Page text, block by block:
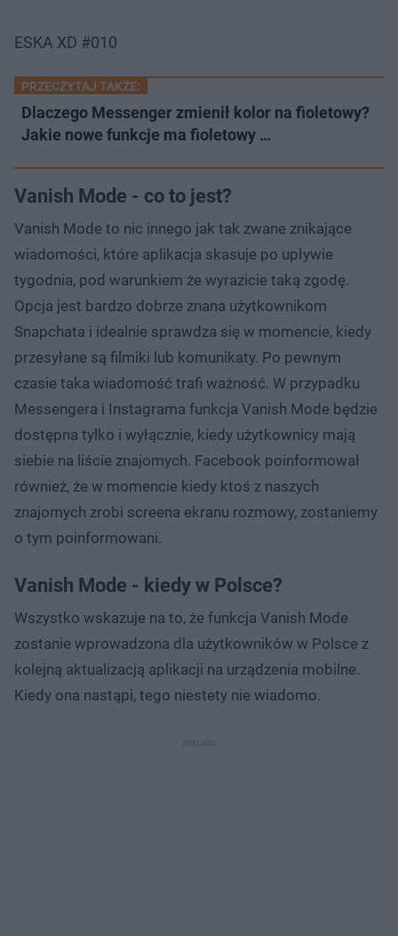
ESKA XD #010
PRZECZYTAJ TAKŻE:
Dlaczego Messenger zmienił kolor na fioletowy?
Jakie nowe funkcje ma fioletowy …
Vanish Mode - co to jest?
Vanish Mode to nic innego jak tak zwane znikające
wiadomości, które aplikacja skasuje po upływie
tygodnia, pod warunkiem że wyrazicie taką zgodę.
Opcja jest bardzo dobrze znana użytkownikom
Snapchata i idealnie sprawdza się w momencie, kiedy
przesyłane są filmiki lub komunikaty. Po pewnym
czasie taka wiadomość trafi ważność. W przypadku
Messengera i Instagrama funkcja Vanish Mode będzie
dostępna tylko i wyłącznie, kiedy użytkownicy mają
siebie na liście znajomych. Facebook poinformował
również, że w momencie kiedy ktoś z naszych
znajomych zrobi screena ekranu rozmowy, zostaniemy
o tym poinformowani.
Vanish Mode - kiedy w Polsce?
Wszystko wskazuje na to, że funkcja Vanish Mode
zostanie wprowadzona dla użytkowników w Polsce z
kolejną aktualizacją aplikacji na urządzenia mobilne.
Kiedy ona nastąpi, tego niestety nie wiadomo.